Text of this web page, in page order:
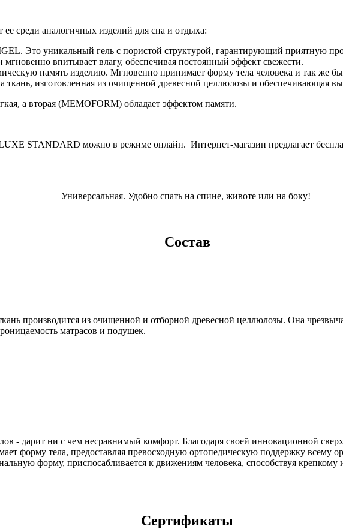
среди аналогичных изделий для сна и отдыха:
Это уникальный гель с пористой структурой, гарантирующий приятную
мгновенно впитывает влагу, обеспечивая постоянный эффект свежести.
память изделию. Мгновенно принимает форму тела человека и так же
ткань, изготовленная из очищенной древесной целлюлозы и обеспечивающая
а вторая (MEMOFORM) обладает эффектом памяти.
STANDARD можно в режиме онлайн. Интернет-магазин предлагает
Универсальная. Удобно спать на спине, животе или на боку!
Состав
производится из очищенной и отборной древесной целлюлозы. Она
матрасов и подушек.
- дарит ни с чем несравнимый комфорт. Благодаря своей инновационной
форму тела, предоставляя превосходную ортопедическую поддержку всему
форму, приспосабливается к движениям человека, способствуя крепкому
Сертификаты